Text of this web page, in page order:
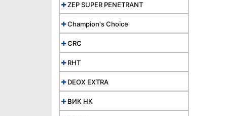
ZEP SUPER PENETRANT
Champion's Choice
CRC
RHT
DEOX EXTRA
ВИК НК